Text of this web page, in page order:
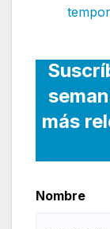
más
Nombre